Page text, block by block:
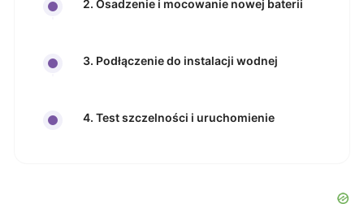
2. Osadzenie i mocowanie nowej baterii
3. Podłączenie do instalacji wodnej
4. Test szczelności i uruchomienie